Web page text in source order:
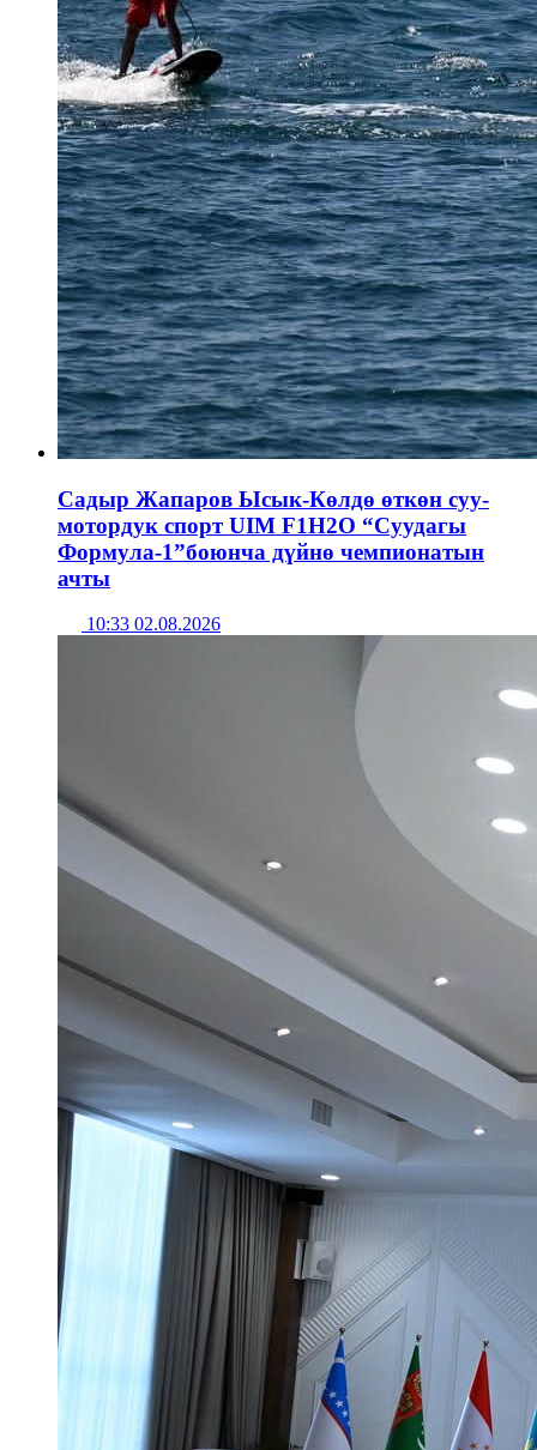
Садыр Жапаров Ысык-Көлдө өткөн суу-
мотордук спорт UIM F1H2O “Суудагы
Формула-1”боюнча дүйнө чемпионатын
ачты
10:33 02.08.2026